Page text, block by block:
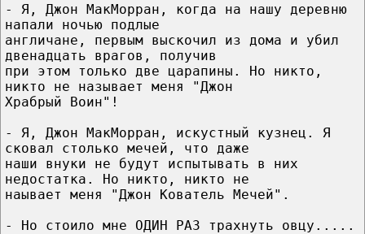
- Я, Джон МакМорран, когда на нашу деревню
напали ночью подлые
англичане, первым выскочил из дома и убил
двенадцать врагов, получив
при этом только две царапины. Но никто,
никто не называет меня "Джон
Храбрый Воин"!
- Я, Джон МакМорран, искустный кузнец. Я
сковал столько мечей, что даже
наши внуки не будут испытывать в них
недостатка. Но никто, никто не
наывает меня "Джон Кователь Мечей".
- Но стоило мне ОДИН РАЗ трахнуть овцу.....